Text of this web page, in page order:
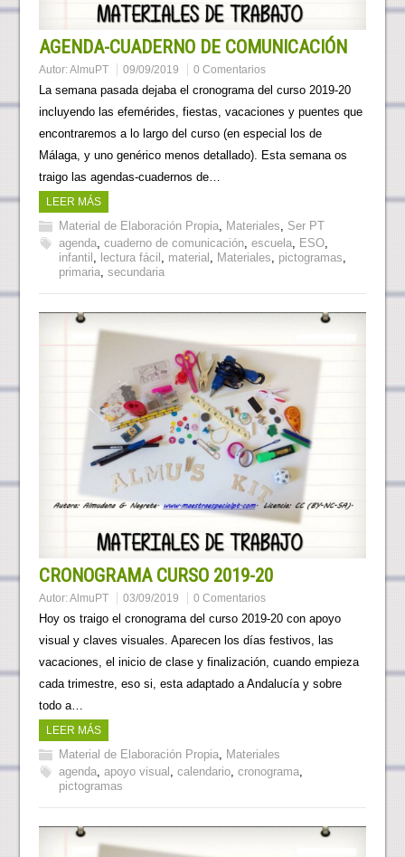
AGENDA-CUADERNO DE COMUNICACIÓN
Autor:AlmuPT 09/09/2019 0 Comentarios
La semana pasada dejaba el cronograma del curso 2019-20
incluyendo las efemérides, fiestas, vacaciones y puentes que
encontraremos a lo largo del curso (en especial los de
Málaga, y uno genérico menos detallado). Esta semana os
traigo las agendas-cuadernos de…
LEER MÁS
Material de Elaboración Propia, Materiales, Ser PT
agenda, cuaderno de comunicación, escuela, ESO,
infantil , lectura fácil , material , Materiales, pictogramas,
primaria, secundaria
CRONOGRAMA CURSO 2019-20
Autor:AlmuPT 03/09/2019 0 Comentarios
Hoy os traigo el cronograma del curso 2019-20 con apoyo
visual y claves visuales. Aparecen los días festivos, las
vacaciones, el inicio de clase y finalización, cuando empieza
cada trimestre, eso si, esta adaptado a Andalucía y sobre
todo a…
LEER MÁS
Material de Elaboración Propia, Materiales
agenda, apoyo visual , calendario, cronograma,
pictogramas